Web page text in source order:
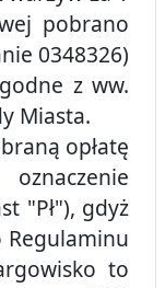
pobrano
0348326)
z ww.
Miasta.
opłatę
"Pł"), gdyż
Regulaminu
to